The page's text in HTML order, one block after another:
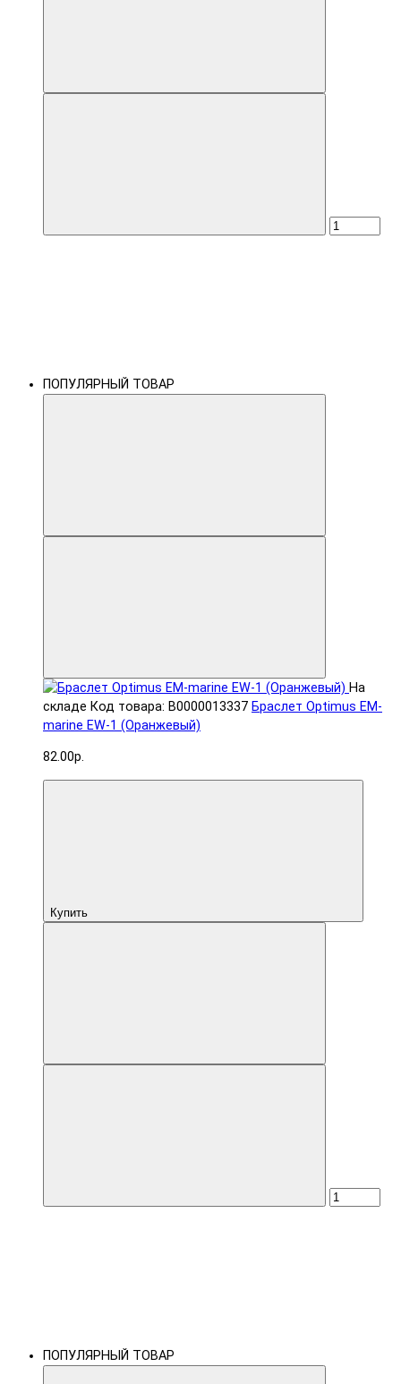
ПОПУЛЯРНЫЙ ТОВАР
На
складе Код товара: В0000013337 Браслет Optimus EM-
marine EW-1 (Оранжевый)
82.00р.
Купить
ПОПУЛЯРНЫЙ ТОВАР